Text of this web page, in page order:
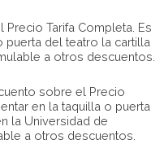
Tarifa Completa. Es
puerta del teatro la cartilla
a otros descuentos.
sobre el Precio
en la taquilla o puerta
la Universidad de
a otros descuentos.